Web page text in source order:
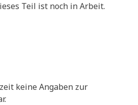
Teil ist noch in Arbeit.
keine Angaben zur